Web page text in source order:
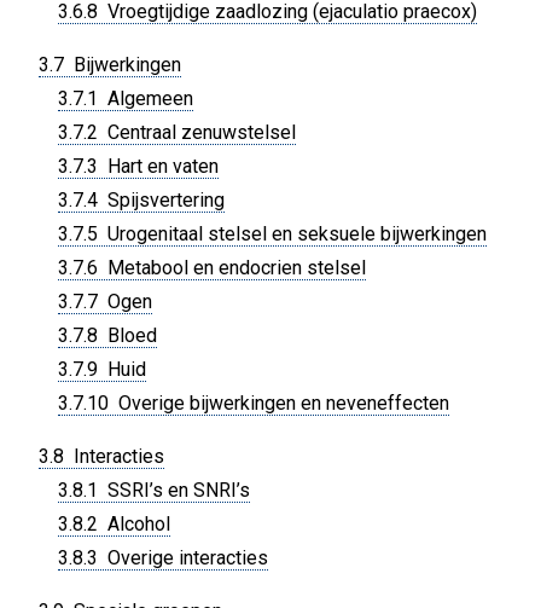
3.6.8 Vroegtijdige zaadlozing (ejaculatio praecox)
3.7 Bijwerkingen
3.7.1 Algemeen
3.7.2 Centraal zenuwstelsel
3.7.3 Hart en vaten
3.7.4 Spijsvertering
3.7.5 Urogenitaal stelsel en seksuele bijwerkingen
3.7.6 Metabool en endocrien stelsel
3.7.7 Ogen
3.7.8 Bloed
3.7.9 Huid
3.7.10 Overige bijwerkingen en neveneffecten
3.8 Interacties
3.8.1 SSRI’s en SNRI’s
3.8.2 Alcohol
3.8.3 Overige interacties